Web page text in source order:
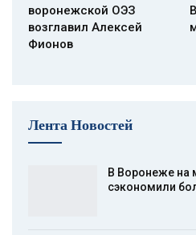
воронежской ОЭЗ
возглавил Алексей
Фионов
Лента Новостей
В Воронеже на
сэкономили